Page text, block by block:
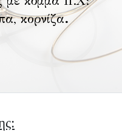
κορνίζα.